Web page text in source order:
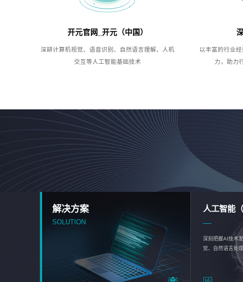
开元官网_开元（中国）
深耕计算机视觉、语音识别、自然语言理解、人机
交互等人工智能基础技术
以丰富的行业
力，助力
解决方案
SOLUTION
人工智能
深刻把握AI技术
觉、自然语言处
续优化企业数智